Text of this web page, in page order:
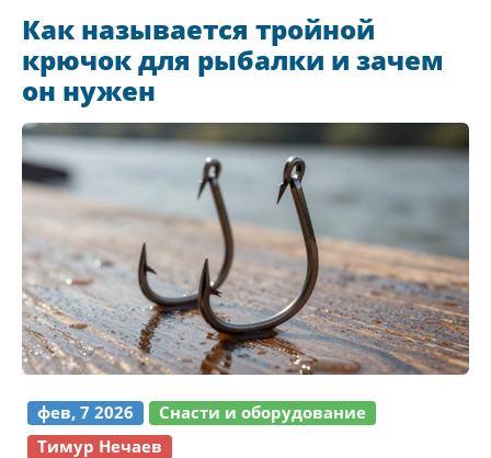
Как называется тройной
крючок для рыбалки и зачем
он нужен
фев, 7 2026
Снасти и оборудование
Тимур Нечаев